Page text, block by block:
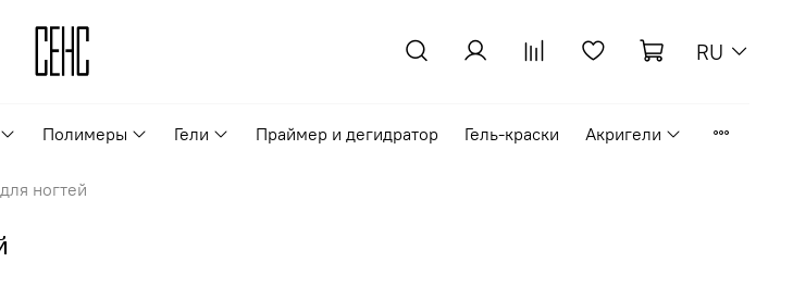
RU
Полимеры Гели Праймер и дегидратор Гель-краски Акригели
ногтей